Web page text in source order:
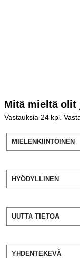
Mitä mieltä olit
Vastauksia 24 kpl.
MIELENKIINTOINEN
HYÖDYLLINEN
UUTTA TIETOA
YHDENTEKEVÄ